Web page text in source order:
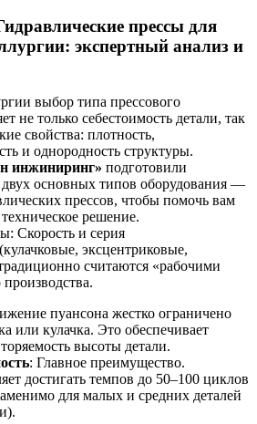
прессы для
экспертный анализ и
выбор типа прессового
не только себестоимость детали, так
свойства: плотность,
и однородность структуры.
инжиниринг» подготовили
основных типов оборудования —
прессов, чтобы помочь вам
решение.
Скорость и серия
эксцентриковые,
считаются «рабочими
пуансона жестко ограничено
или кулачка. Это обеспечивает
высоты детали.
: Главное преимущество.
достигать темпов до 50–100 циклов
для малых и средних деталей